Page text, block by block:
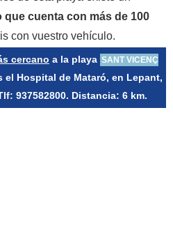
cuenta con más de 100
con vuestro vehículo.
cercano a la playa SANT VICENÇ
el Hospital de Mataró, en Lepant,
937582800. Distancia: 6 km.